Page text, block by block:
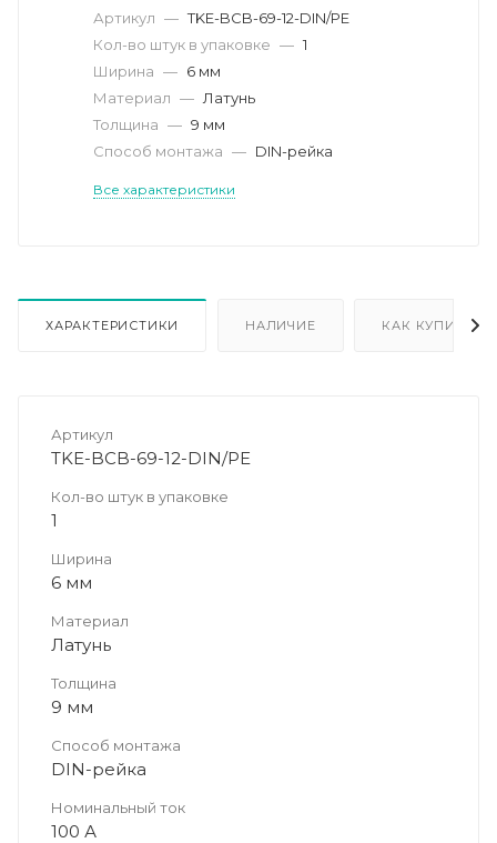
Артикул — TKE-BCB-69-12-DIN/PE
Кол-во штук в упаковке — 1
Ширина — 6 мм
Материал — Латунь
Толщина — 9 мм
Способ монтажа — DIN-рейка
Все характеристики
ХАРАКТЕРИСТИКИ НАЛИЧИЕ КАК КУПИТЬ
Артикул
TKE-BCB-69-12-DIN/PE
Кол-во штук в упаковке
1
Ширина
6 мм
Материал
Латунь
Толщина
9 мм
Способ монтажа
DIN-рейка
Номинальный ток
100 А